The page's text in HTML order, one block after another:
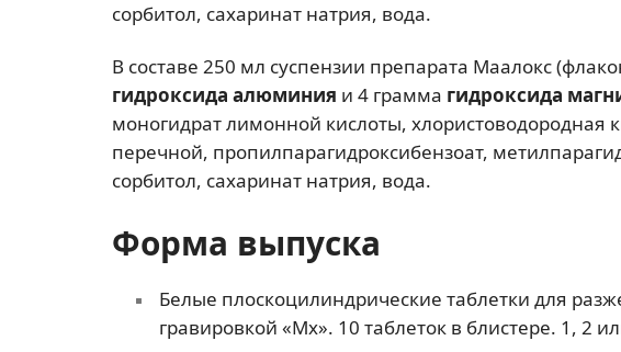
сорбитол, сахаринат натрия, вода.
В составе 250 мл суспензии препарата Маалокс
гидроксида алюминия и 4 грамма гидроксида
моногидрат лимонной кислоты, хлористоводородная
перечной, пропилпарагидроксибензоат,
сорбитол, сахаринат натрия, вода.
Форма выпуска
Белые плоскоцилиндрические таблетки для
гравировкой «Mx». 10 таблеток в блистере. 1, 2